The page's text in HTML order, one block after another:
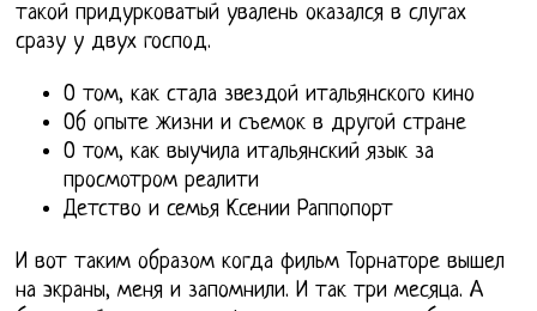
такой придурковатый увалень оказался в слугах
сразу у двух господ.
О том, как стала звездой итальянского кино
Об опыте жизни и съемок в другой стране
О том, как выучила итальянский язык за
просмотром реалити
Детство и семья Ксении Раппопорт
И вот таким образом когда фильм Торнаторе вышел
на экраны, меня и запомнили. И так три месяца. А